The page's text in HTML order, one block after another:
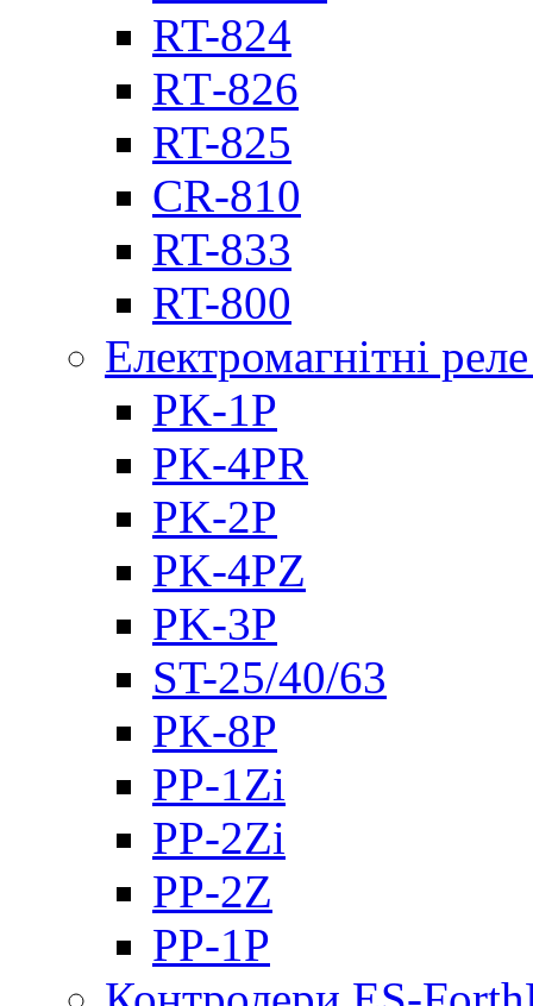
RT-824
RТ-826
RT-825
CR-810
RT-833
RT-800
Електромагнітні
PK-1P
PK-4PR
PK-2Р
PK-4PZ
PK-3Р
ST-25/40/63
PK-8P
PP-1Zi
PP-2Zi
PP-2Z
PP-1P